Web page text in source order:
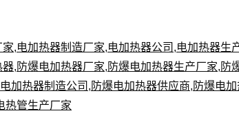
家,电加热器制造厂家,电加热器公司 ,电加热器生
器, 防爆电加热器厂家, 防爆电加热器生产厂家, 防
加热器制造公司 , 防爆电加热器供应商, 防爆电
热管生产厂家